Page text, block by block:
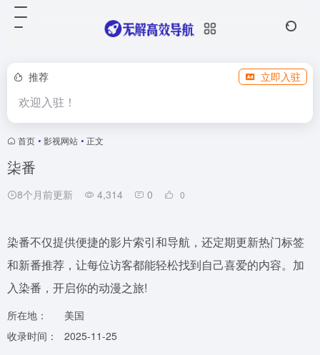
推荐 立即入驻
欢迎入驻！
首页 • 影视网站 • 正文
柒番
8个月前更新 4,314 0 0
染番不仅提供便捷的影片索引和导航，还定期更新热门标签
和新番推荐，让每位访客都能轻松找到自己喜爱的内容。加
入染番，开启你的动漫之旅!
所在地：
美国
收录时间：
2025-11-25